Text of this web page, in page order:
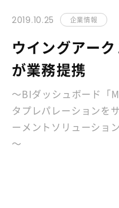
2019.10.25 企業情報
ウイングアー
が業務提携
～BIダッシュボード
タプレパレーションを
ーメントソリューショ
～